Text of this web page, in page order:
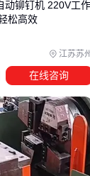
等高空场景，建
韧性更适合大范
转向的
能确保连续作业
匹配更大孔径的
江苏苏
动铆钉机 220V工
松高效
在线咨询